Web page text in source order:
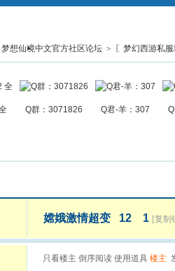
聚合 我的空间
梦想仙境中文官方社区论坛 > 〖梦幻西游私服
Q群：3071826 Q君-羊：307
嫦娥激情超变 12 1 [复制
只看楼主 倒序阅读 使用道具 楼主